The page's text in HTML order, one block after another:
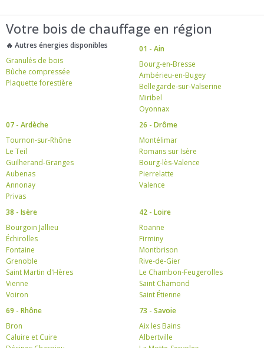
Votre bois de chauffage en région
🔥 Autres énergies disponibles
Granulés de bois
Bûche compressée
Plaquette forestière
01 - Ain
Bourg-en-Bresse
Ambérieu-en-Bugey
Bellegarde-sur-Valserine
Miribel
Oyonnax
07 - Ardèche
Tournon-sur-Rhône
Le Teil
Guilherand-Granges
Aubenas
Annonay
Privas
26 - Drôme
Montélimar
Romans sur Isère
Bourg-lès-Valence
Pierrelatte
Valence
38 - Isère
Bourgoin Jallieu
Échirolles
Fontaine
Grenoble
Saint Martin d'Hères
Vienne
Voiron
42 - Loire
Roanne
Firminy
Montbrison
Rive-de-Gier
Le Chambon-Feugerolles
Saint Chamond
Saint Étienne
69 - Rhône
Bron
Caluire et Cuire
73 - Savoie
Aix les Bains
Albertville